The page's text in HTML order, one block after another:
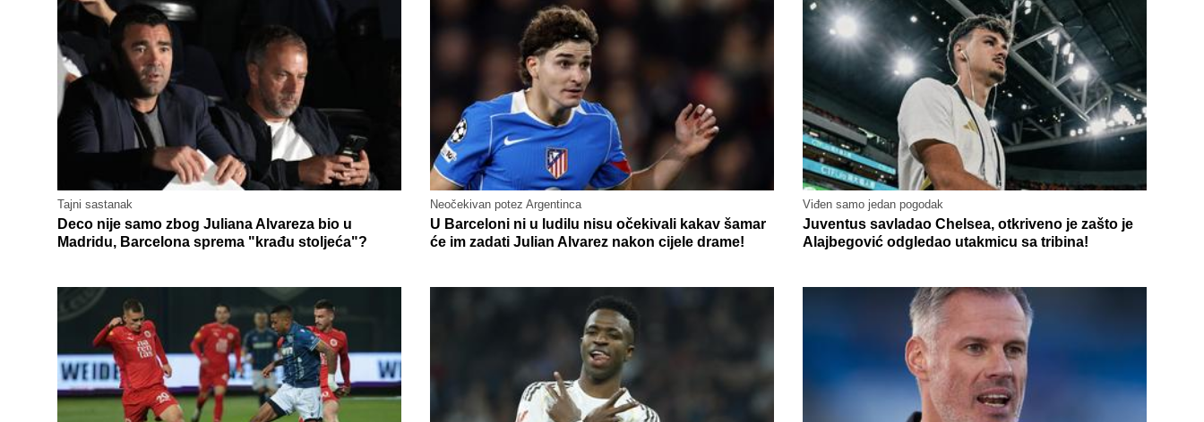
Tajni sastanak
Deco nije samo zbog Juliana Alvareza bio u
Madridu, Barcelona sprema "krađu stoljeća"?
Neočekivan potez Argentinca
U Barceloni ni u ludilu nisu očekivali kakav šamar
će im zadati Julian Alvarez nakon cijele drame!
Viđen samo jedan pogodak
Juventus savladao Chelsea, otkriveno je zašto je
Alajbegović odgledao utakmicu sa tribina!